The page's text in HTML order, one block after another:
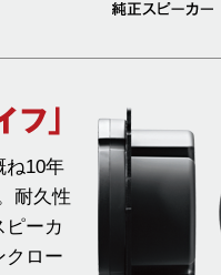
ね10年
耐久性
ピーカ
クロー